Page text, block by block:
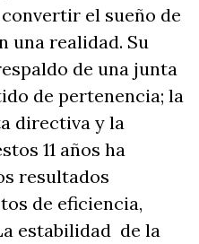
el sueño de
una realidad. Su
de una junta
de pertenencia; la
directiva y la
11 años ha
resultados
de eficiencia,
estabilidad de la